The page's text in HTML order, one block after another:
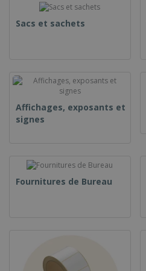
Sacs et sachets
Affichages, exposants et
signes
Fournitures de Bureau